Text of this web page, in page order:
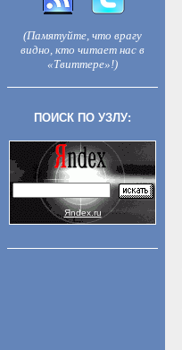
(Памятуйте, что врагу
видно, кто читает нас в
«Твиттере»!)
ПОИСК ПО УЗЛУ:
Яndex.ru